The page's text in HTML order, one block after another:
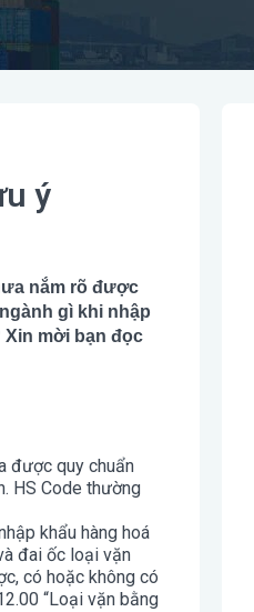
ý
nắm rõ được
gì khi nhập
mời bạn đọc
được quy chuẩn
HS Code thường
khẩu hàng hoá
đai ốc loại vặn
có hoặc không có
“Loại vặn bằng